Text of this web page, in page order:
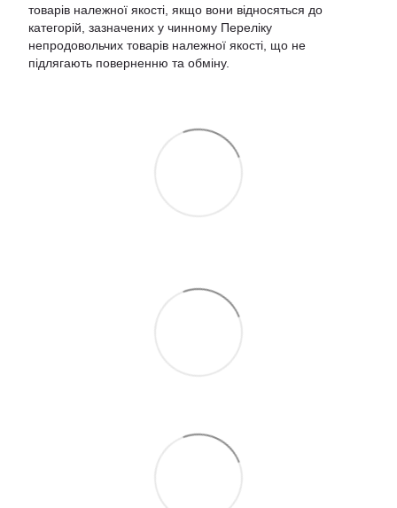
товарів належної якості, якщо вони відносяться до
категорій, зазначених у чинному Переліку
непродовольчих товарів належної якості, що не
підлягають поверненню та обміну.